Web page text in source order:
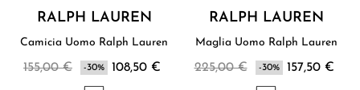
RALPH LAUREN
Camicia Uomo Ralph Lauren
155,00 € -30% 108,50 €
RALPH LAUREN
Maglia Uomo Ralph Lauren
225,00 € -30% 157,50 €